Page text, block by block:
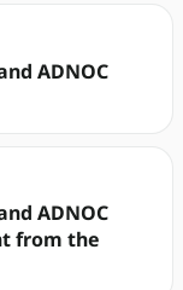
ADNOC
ADNOC
from the